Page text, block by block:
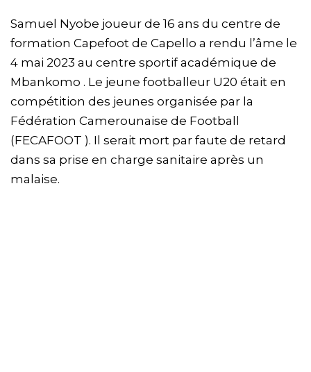
Samuel Nyobe joueur de 16 ans du centre de
formation Capefoot de Capello a rendu l’âme le
4 mai 2023 au centre sportif académique de
Mbankomo . Le jeune footballeur U20 était en
compétition des jeunes organisée par la
Fédération Camerounaise de Football
(FECAFOOT ). Il serait mort par faute de retard
dans sa prise en charge sanitaire après un
malaise.